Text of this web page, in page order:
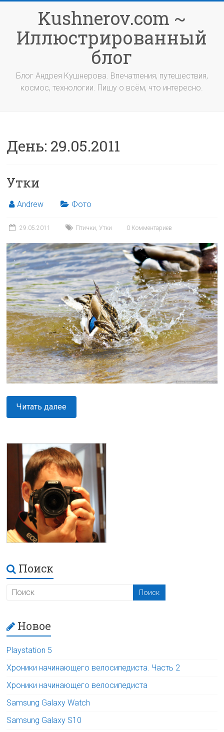
содержимомуKushnerov.com ~
Иллюстрированный
блог
Блог Андрея Кушнерова. Впечатления, путешествия,
космос, технологии. Пишу о всём, что интересно.
День: 29.05.2011
Утки
Andrew Фото
29.05.2011 Птички,Утки 0 Комментариев
Читать далее
Поиск
Новое
Playstation 5
Хроники начинающего велосипедиста. Часть 2
Хроники начинающего велосипедиста
Samsung Galaxy Watch
Samsung Galaxy S10